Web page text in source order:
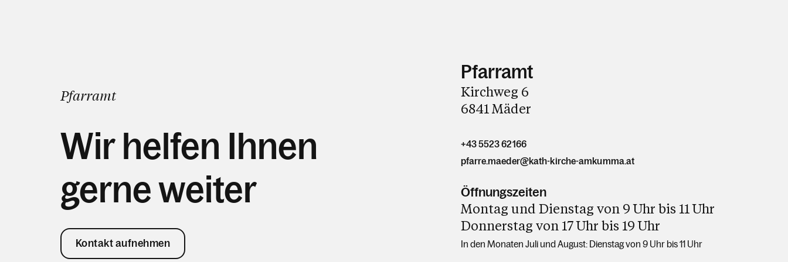
Pfarramt
Wir helfen Ihnen
gerne weiter
Kontakt aufnehmen
Pfarramt
Kirchweg 6
6841 Mäder
+43 5523 62166
pfarre.maeder@kath-kirche-amkumma.at
Öffnungszeiten
Montag und Dienstag von 9 Uhr bis 11 Uhr
Donnerstag von 17 Uhr bis 19 Uhr
In den Monaten Juli und August: Dienstag von 9 Uhr bis 11 Uhr